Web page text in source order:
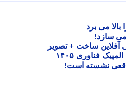
می برد
ساخت + تصویر
۱۴۰۵
نشسته است!